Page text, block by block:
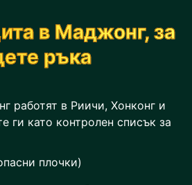
в Маджонг, за
ръка
работят в Риичи, Хонконг и
ги като контролен списък за
плочки)